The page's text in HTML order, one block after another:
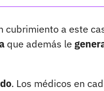
cubrimiento a este
que además le
. Los médicos en